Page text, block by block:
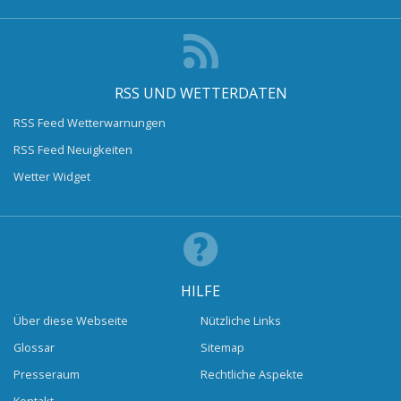
RSS UND WETTERDATEN
RSS Feed Wetterwarnungen
RSS Feed Neuigkeiten
Wetter Widget
HILFE
Über diese Webseite
Glossar
Presseraum
Nützliche Links
Sitemap
Rechtliche Aspekte